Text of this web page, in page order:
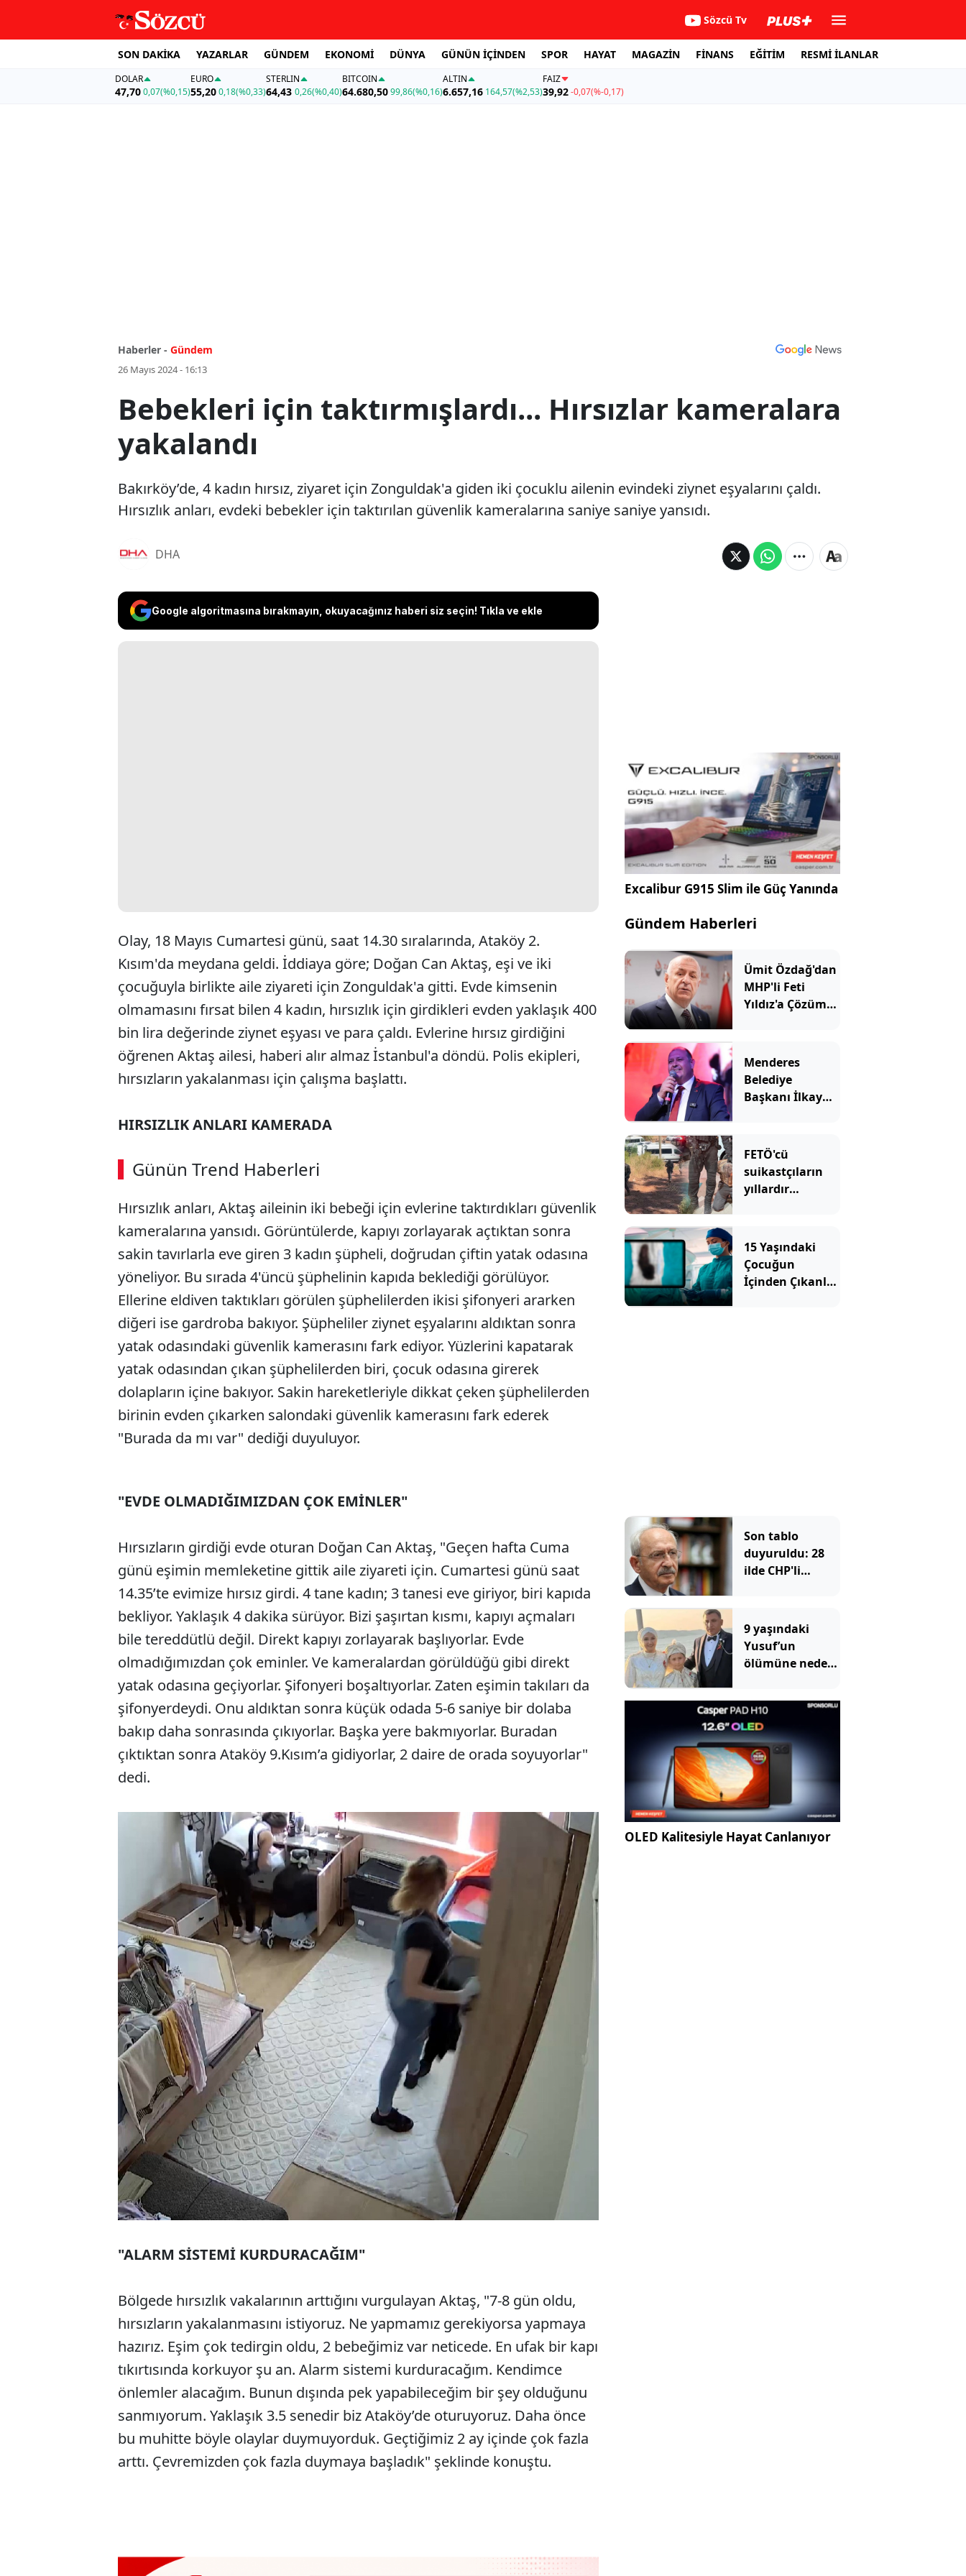
Sözcü Tv
SON DAKİKA YAZARLAR GÜNDEM EKONOMİ DÜNYA GÜNÜN İÇİNDEN SPOR HAYAT MAGAZİN FİNANS EĞİTİM RESMİ İLANLAR
DOLAR
47,700,07(%0,15)
EURO
55,20 0,18(%0,33)
STERLIN
64,43 0,26(%0,40)
BITCOIN
64.680,5099,86(%0,16)
ALTIN
6.657,16 164,57(%2,53)
FAİZ
39,92-0,07(%-0,17)
Haberler - Gündem
26 Mayıs 2024 - 16:13
Bebekleri için taktırmışlardı... Hırsızlar kameralara
yakalandı
Bakırköy’de, 4 kadın hırsız, ziyaret için Zonguldak'a giden iki çocuklu ailenin evindeki ziynet eşyalarını çaldı.
Hırsızlık anları, evdeki bebekler için taktırılan güvenlik kameralarına saniye saniye yansıdı.
DHA
Google algoritmasına bırakmayın, okuyacağınız haberi siz seçin! Tıkla ve ekle
Olay, 18 Mayıs Cumartesi günü, saat 14.30 sıralarında, Ataköy 2.
Kısım'da meydana geldi. İddiaya göre; Doğan Can Aktaş, eşi ve iki
çocuğuyla birlikte aile ziyareti için Zonguldak'a gitti. Evde kimsenin
olmamasını fırsat bilen 4 kadın, hırsızlık için girdikleri evden yaklaşık 400
bin lira değerinde ziynet eşyası ve para çaldı. Evlerine hırsız girdiğini
öğrenen Aktaş ailesi, haberi alır almaz İstanbul'a döndü. Polis ekipleri,
hırsızların yakalanması için çalışma başlattı.
HIRSIZLIK ANLARI KAMERADA
Günün Trend Haberleri
Hırsızlık anları, Aktaş aileinin iki bebeği için evlerine taktırdıkları güvenlik
kameralarına yansıdı. Görüntülerde, kapıyı zorlayarak açtıktan sonra
sakin tavırlarla eve giren 3 kadın şüpheli, doğrudan çiftin yatak odasına
yöneliyor. Bu sırada 4'üncü şüphelinin kapıda beklediği görülüyor.
Ellerine eldiven taktıkları görülen şüphelilerden ikisi şifonyeri ararken
diğeri ise gardroba bakıyor. Şüpheliler ziynet eşyalarını aldıktan sonra
yatak odasındaki güvenlik kamerasını fark ediyor. Yüzlerini kapatarak
yatak odasından çıkan şüphelilerden biri, çocuk odasına girerek
dolapların içine bakıyor. Sakin hareketleriyle dikkat çeken şüphelilerden
birinin evden çıkarken salondaki güvenlik kamerasını fark ederek
"Burada da mı var" dediği duyuluyor.
"EVDE OLMADIĞIMIZDAN ÇOK EMİNLER"
Hırsızların girdiği evde oturan Doğan Can Aktaş, "Geçen hafta Cuma
günü eşimin memleketine gittik aile ziyareti için. Cumartesi günü saat
14.35’te evimize hırsız girdi. 4 tane kadın; 3 tanesi eve giriyor, biri kapıda
bekliyor. Yaklaşık 4 dakika sürüyor. Bizi şaşırtan kısmı, kapıyı açmaları
bile tereddütlü değil. Direkt kapıyı zorlayarak başlıyorlar. Evde
olmadığımızdan çok eminler. Ve kameralardan görüldüğü gibi direkt
yatak odasına geçiyorlar. Şifonyeri boşaltıyorlar. Zaten eşimin takıları da
şifonyerdeydi. Onu aldıktan sonra küçük odada 5-6 saniye bir dolaba
bakıp daha sonrasında çıkıyorlar. Başka yere bakmıyorlar. Buradan
çıktıktan sonra Ataköy 9.Kısım’a gidiyorlar, 2 daire de orada soyuyorlar"
dedi.
"ALARM SİSTEMİ KURDURACAĞIM"
Bölgede hırsızlık vakalarının arttığını vurgulayan Aktaş, "7-8 gün oldu,
hırsızların yakalanmasını istiyoruz. Ne yapmamız gerekiyorsa yapmaya
hazırız. Eşim çok tedirgin oldu, 2 bebeğimiz var neticede. En ufak bir kapı
tıkırtısında korkuyor şu an. Alarm sistemi kurduracağım. Kendimce
önlemler alacağım. Bunun dışında pek yapabileceğim bir şey olduğunu
sanmıyorum. Yaklaşık 3.5 senedir biz Ataköy’de oturuyoruz. Daha önce
bu muhitte böyle olaylar duymuyorduk. Geçtiğimiz 2 ay içinde çok fazla
arttı. Çevremizden çok fazla duymaya başladık" şeklinde konuştu.
Excalibur G915 Slim ile Güç Yanında
Gündem Haberleri
Ümit Özdağ'dan
MHP'li Feti
Yıldız'a Çözüm
Menderes
Belediye
Başkanı İlkay
FETÖ'cü
suikastçıların
yıllardır
15 Yaşındaki
Çocuğun
İçinden Çıkanlar
Son tablo
duyuruldu: 28
ilde CHP'li
sayısı 232'ye
ulaştı
9 yaşındaki
Yusuf’un
ölümüne neden
faciasında şok
edici detaylar
ortaya çıktı
OLED Kalitesiyle Hayat Canlanıyor